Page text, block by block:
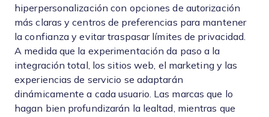
hiperpersonalización con opciones de autorización
más claras y centros de preferencias para mantener
la confianza y evitar traspasar límites de privacidad.
A medida que la experimentación da paso a la
integración total, los sitios web, el marketing y las
experiencias de servicio se adaptarán
dinámicamente a cada usuario. Las marcas que lo
hagan bien profundizarán la lealtad, mientras que